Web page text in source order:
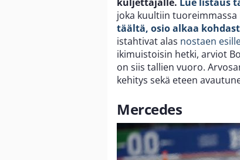
joka kuultiin tuoreimmassa
täältä, osio alkaa
istahtivat alas nostaen
ikimuistoisin hetki, arviot
on siis tallien vuoro.
kehitys sekä eteen
Mercedes